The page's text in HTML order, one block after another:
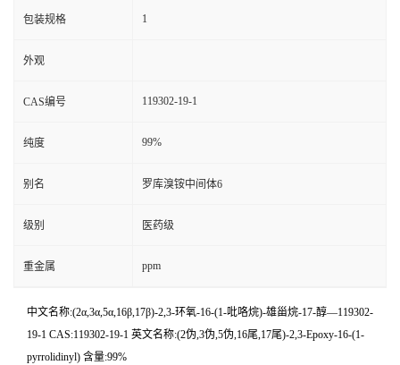
包装规格 1
外观
CAS编号 119302-19-1
纯度 99%
别名 罗库溴铵中间体6
级别 医药级
重金属 ppm
中文名称:(2α,3α,5α,16β,17β)-2,3-环氧-16-(1-吡咯烷)-雄甾烷-17-醇—119302-
19-1 CAS:119302-19-1 英文名称:(2伪,3伪,5伪,16尾,17尾)-2,3-Epoxy-16-(1-
pyrrolidinyl) 含量:99%